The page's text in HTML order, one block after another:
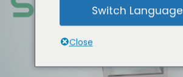
Switch Language
Close